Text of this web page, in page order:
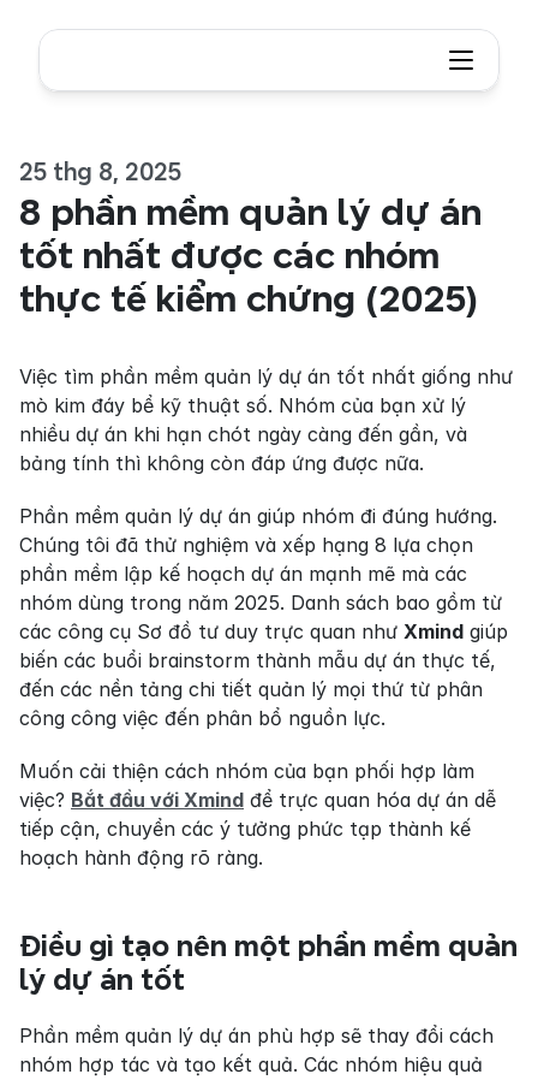
25 thg 8, 2025
8 phần mềm quản lý dự án
tốt nhất được các nhóm
thực tế kiểm chứng (2025)
Việc tìm phần mềm quản lý dự án tốt nhất giống như
mò kim đáy bể kỹ thuật số. Nhóm của bạn xử lý
nhiều dự án khi hạn chót ngày càng đến gần, và
bảng tính thì không còn đáp ứng được nữa.
Phần mềm quản lý dự án giúp nhóm đi đúng hướng.
Chúng tôi đã thử nghiệm và xếp hạng 8 lựa chọn
phần mềm lập kế hoạch dự án mạnh mẽ mà các
nhóm dùng trong năm 2025. Danh sách bao gồm từ
các công cụ Sơ đồ tư duy trực quan như Xmind giúp
biến các buổi brainstorm thành mẫu dự án thực tế,
đến các nền tảng chi tiết quản lý mọi thứ từ phân
công công việc đến phân bổ nguồn lực.
Muốn cải thiện cách nhóm của bạn phối hợp làm
việc? Bắt đầu với Xmind để trực quan hóa dự án dễ
tiếp cận, chuyển các ý tưởng phức tạp thành kế
hoạch hành động rõ ràng.
Điều gì tạo nên một phần mềm quản
lý dự án tốt
Phần mềm quản lý dự án phù hợp sẽ thay đổi cách
nhóm hợp tác và tạo kết quả. Các nhóm hiệu quả